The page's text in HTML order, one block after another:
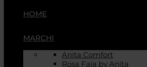
HOME
MARCHI
Anita Comfort
Rosa Faia by Anita